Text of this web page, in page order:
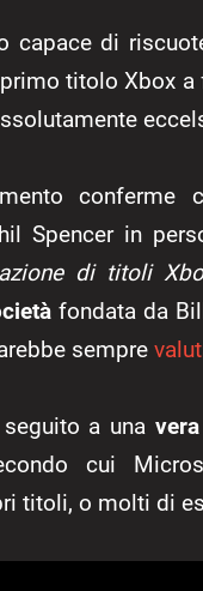
capace di
titolo Xbox
Spencer in
di titoli
fondata da
sempre
seguito a una
cui
titoli, o molti di